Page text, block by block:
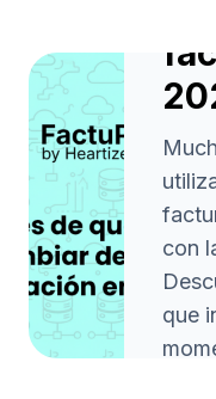
con
que